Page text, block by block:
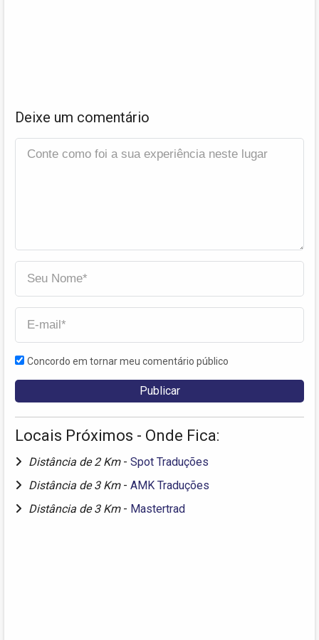
Deixe um comentário
Concordo em tornar meu comentário público
Locais Próximos - Onde Fica:
Distância de 2 Km - Spot Traduções
Distância de 3 Km - AMK Traduções
Distância de 3 Km - Mastertrad